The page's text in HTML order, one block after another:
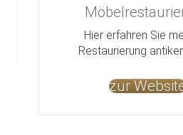
Hier erfahren Sie
Restaurierung
zur